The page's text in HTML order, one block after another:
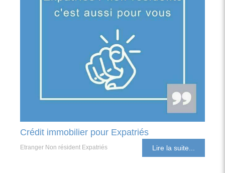
Crédit immobilier pour Expatriés
Etranger Non résident Expatriés Lire la suite...